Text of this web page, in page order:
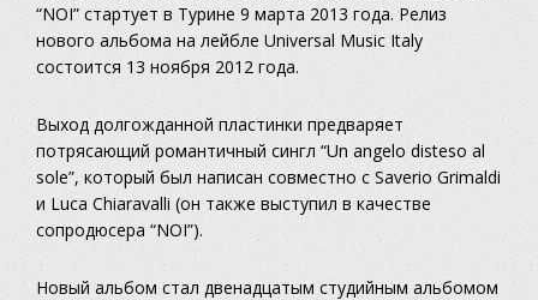
“NOI” стартует в Турине 9 марта 2013 года. Релиз
нового альбома на лейбле Universal Music Italy
состоится 13 ноября 2012 года.
Выход долгожданной пластинки предваряет
потрясающий романтичный сингл “Un angelo disteso al
sole”, который был написан совместно с Saverio Grimaldi
и Luca Chiaravalli (он также выступил в качестве
сопродюсера “NOI”).
Новый альбом стал двенадцатым студийным альбомом